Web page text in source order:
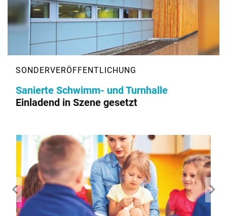
Sanierte Schwimm- und Turnhalle
Einladend in Szene gesetzt